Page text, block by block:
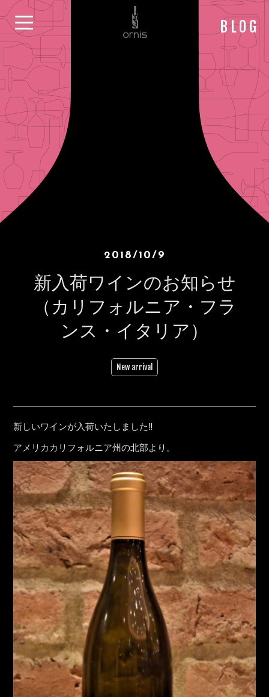
BLOG
2018/10/9
新入荷ワインのお知らせ
（カリフォルニア・フラ
ンス・イタリア）
New arrival
新しいワインが入荷いたしました‼
アメリカカリフォルニア州の北部より。